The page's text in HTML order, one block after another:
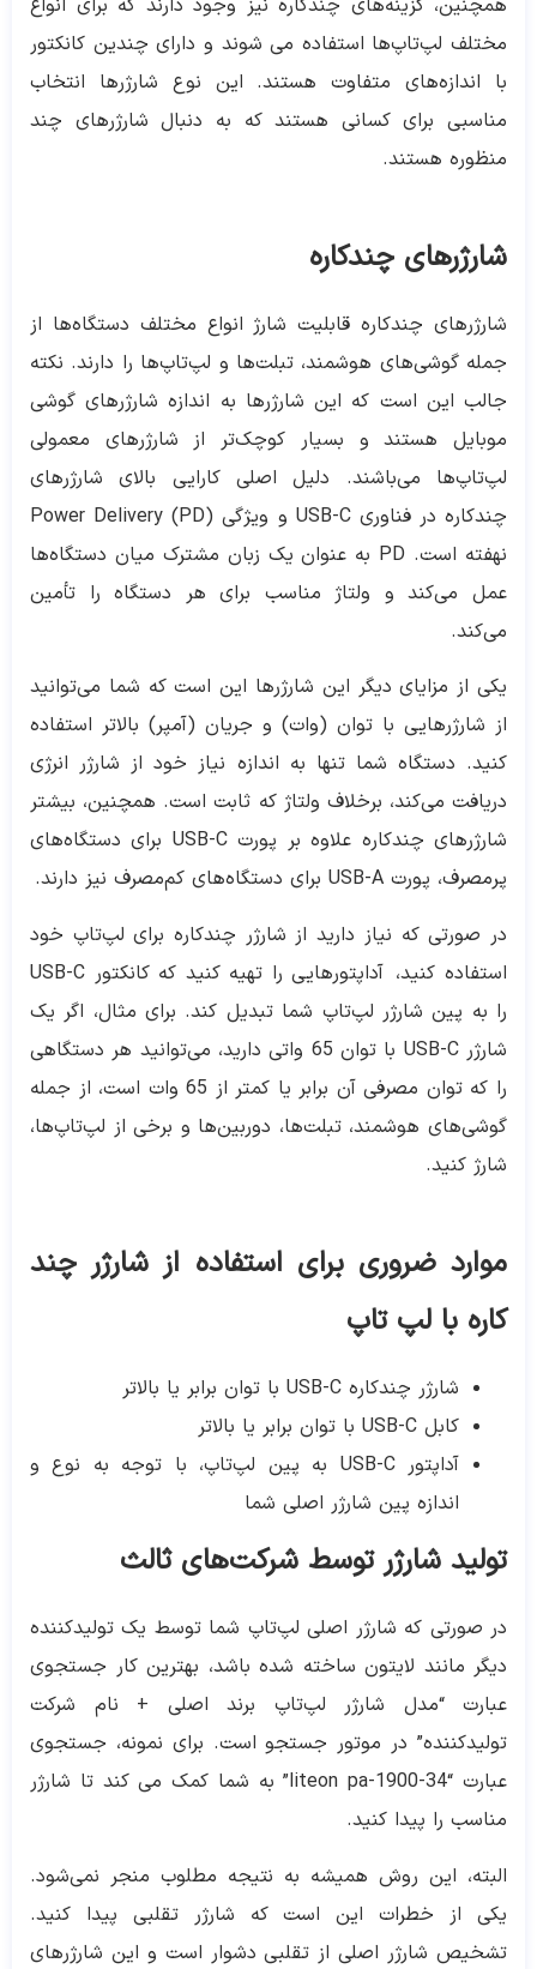
مختلف لپ‌تاپ‌ها استفاده می شوند و دارای چندین کانکتور
با اندازه‌های متفاوت هستند. این نوع شارژرها انتخاب
مناسبی برای کسانی هستند که به دنبال شارژرهای چند
منظوره هستند.
شارژرهای چندکاره
شارژرهای چندکاره قابلیت شارژ انواع مختلف دستگاه‌ها از
جمله گوشی‌های هوشمند، تبلت‌ها و لپ‌تاپ‌ها را دارند. نکته
جالب این است که این شارژرها به اندازه شارژرهای گوشی
موبایل هستند و بسیار کوچک‌تر از شارژرهای معمولی
لپ‌تاپ‌ها می‌باشند. دلیل اصلی کارایی بالای شارژرهای
چندکاره در فناوری USB-C و ویژگی Power Delivery (PD)
نهفته است. PD به عنوان یک زبان مشترک میان دستگاه‌ها
عمل می‌کند و ولتاژ مناسب برای هر دستگاه را تأمین
می‌کند.
یکی از مزایای دیگر این شارژرها این است که شما می‌توانید
از شارژرهایی با توان (وات) و جریان (آمپر) بالاتر استفاده
کنید. دستگاه شما تنها به اندازه نیاز خود از شارژر انرژی
دریافت می‌کند، برخلاف ولتاژ که ثابت است. همچنین، بیشتر
شارژرهای چندکاره علاوه بر پورت USB-C برای دستگاه‌های
پرمصرف، پورت USB-A برای دستگاه‌های کم‌مصرف نیز دارند.
در صورتی که نیاز دارید از شارژر چندکاره برای لپ‌تاپ خود
استفاده کنید، آداپتورهایی را تهیه کنید که کانکتور USB-C
را به پین شارژر لپ‌تاپ شما تبدیل کند. برای مثال، اگر یک
شارژر USB-C با توان 65 واتی دارید، می‌توانید هر دستگاهی
را که توان مصرفی آن برابر یا کمتر از 65 وات است، از جمله
گوشی‌های هوشمند، تبلت‌ها، دوربین‌ها و برخی از لپ‌تاپ‌ها،
شارژ کنید.
موارد ضروری برای استفاده از شارژر چند
کاره با لپ‌ تاپ
شارژر چندکاره USB-C با توان برابر یا بالاتر
کابل USB-C با توان برابر یا بالاتر
آداپتور USB-C به پین لپ‌تاپ، با توجه به نوع و
اندازه پین شارژر اصلی شما
تولید شارژر توسط شرکت‌های ثالث
در صورتی که شارژر اصلی لپ‌تاپ شما توسط یک تولیدکننده
دیگر مانند لایتون ساخته شده باشد، بهترین کار جستجوی
عبارت “مدل شارژر لپ‌تاپ برند اصلی + نام شرکت
تولیدکننده” در موتور جستجو است. برای نمونه، جستجوی
عبارت “liteon pa-1900-34” به شما کمک می کند تا شارژر
مناسب را پیدا کنید.
البته، این روش همیشه به نتیجه مطلوب منجر نمی‌شود.
یکی از خطرات این است که شارژر تقلبی پیدا کنید.
تشخیص شارژر اصلی از تقلبی دشوار است و این شارژرهای